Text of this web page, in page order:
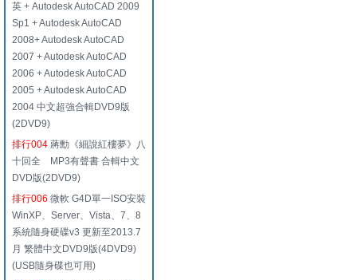
英 + Autodesk AutoCAD 2009
Sp1 + Autodesk AutoCAD
2008+ Autodesk AutoCAD
2007 + Autodesk AutoCAD
2006 + Autodesk AutoCAD
2005 + Autodesk AutoCAD
2004 中文超強合輯DVD9版
(2DVD9)
排行004 蔣勳《細說紅樓夢》八
十回全 MP3有聲書 合輯中文
DVD版(2DVD9)
排行006 微軟 G4D單一ISO安裝
WinXP、Server、Vista、7、8
系統隨身硬碟v3 更新至2013.7
月 繁體中文DVD9版(4DVD9)
(USB隨身碟也可用)